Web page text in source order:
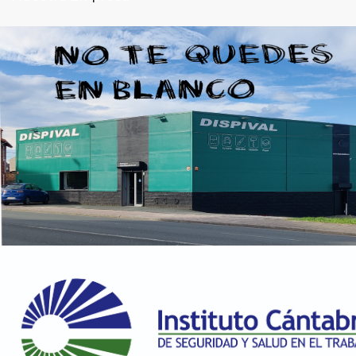
195 en stock
RAL 1024 Amarillo ocre
45.15 €
198 en stock
RAL 1027 Amarillo curry
45.15 €
200 en stock
RAL 1028 Amarillo melón
45.15 €
200 en stock
RAL 1032 Amarillo retama
45.15 €
RAL 1033 Amarillo dalia
45.15 €
195 en stock